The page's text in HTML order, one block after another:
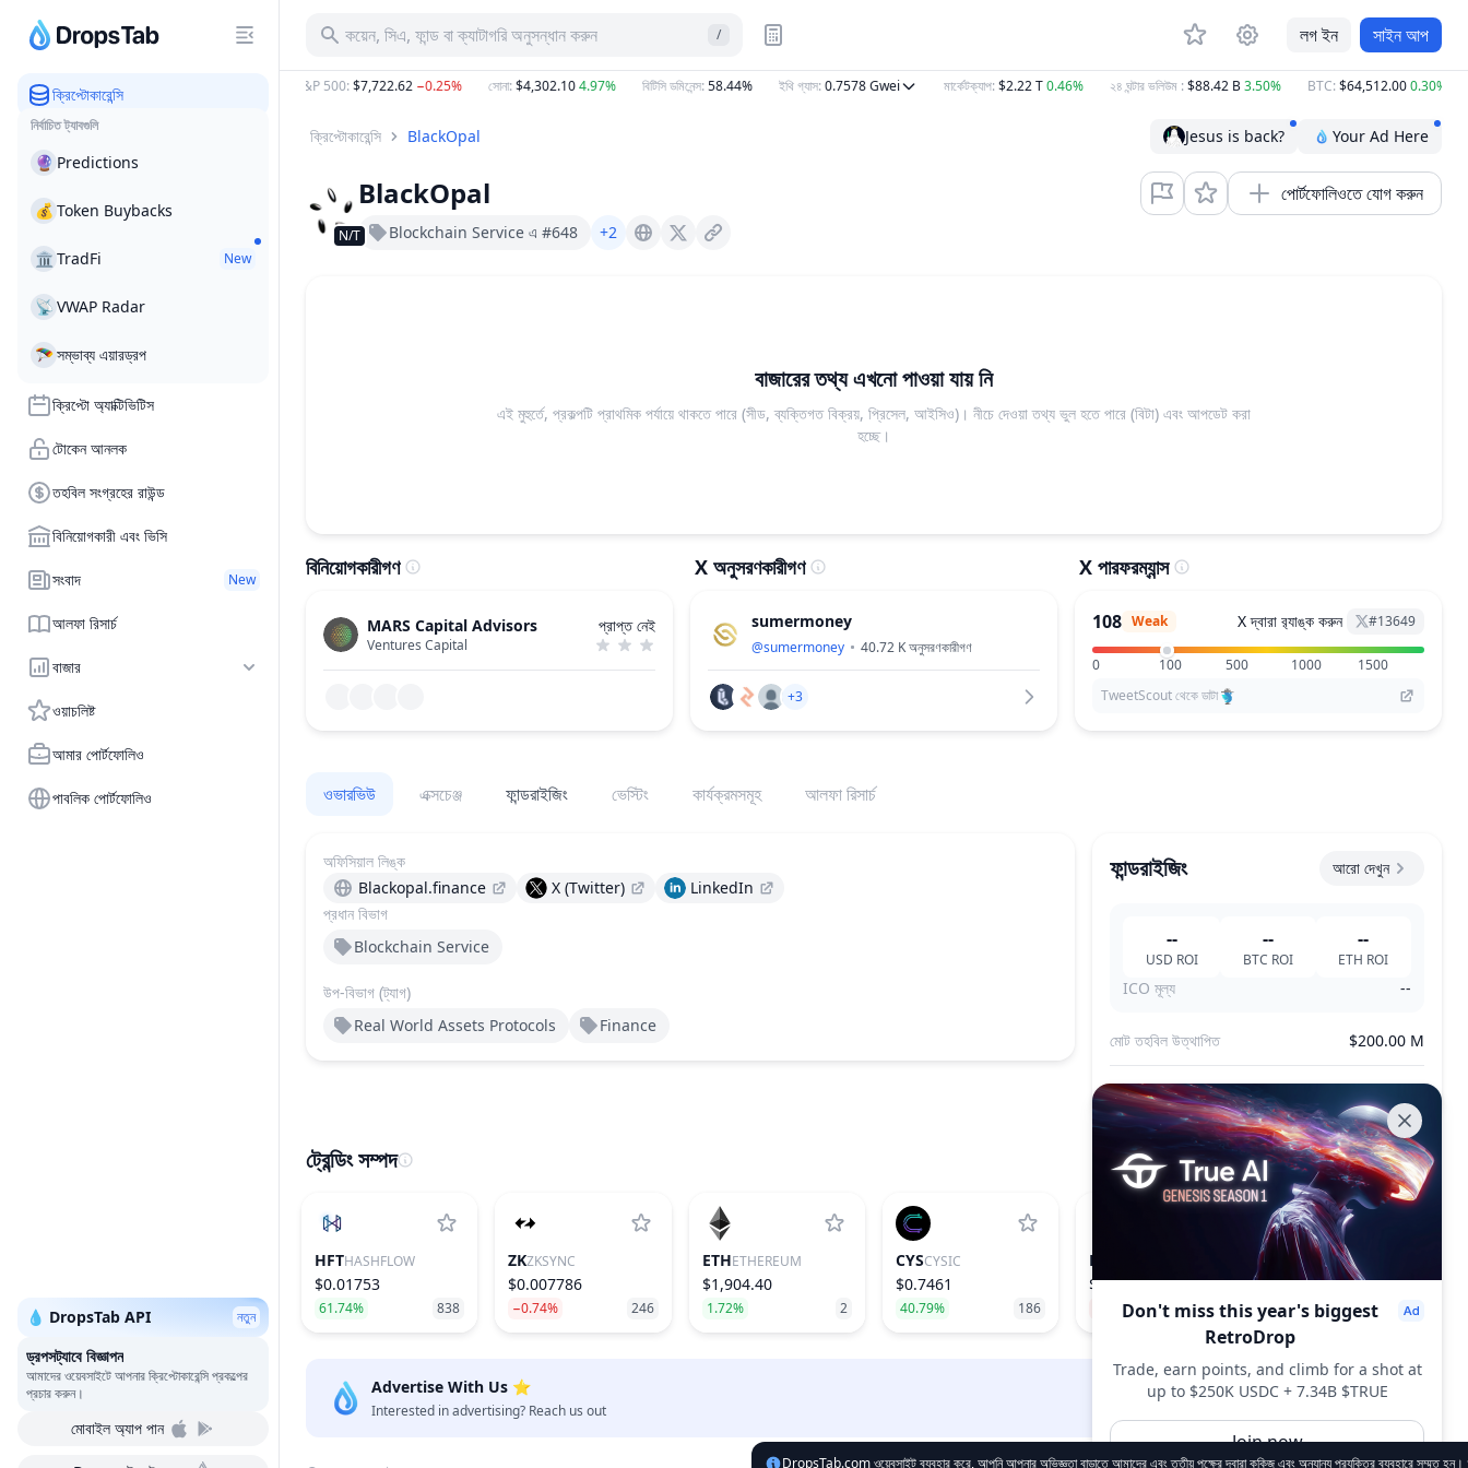
ক্রিপ্টোকারেন্সি
নির্বাচিত ট্যাবগুলি
🔮 Predictions
💰 Token Buybacks
🏛 TradFi New
📡 VWAP Radar
🪂সম্ভাব্য এয়ারড্রপ
ক্রিপ্টো অ্যাক্টিভিটিস
টোকেন আনলক
তহবিল সংগ্রহের রাউন্ড
বিনিয়োগকারী এবং ভিসি
সংবাদ New
আলফা রিসার্চ
বাজার
ওয়াচলিষ্ট
আমার পোর্টফোলিও
পাবলিক পোর্টফোলিও
💧 DropsTab API নতুন
ড্রপসট্যাবে বিজ্ঞাপন
আমাদের ওয়েবসাইটে আপনার ক্রিপ্টোকারেন্সি প্রকল্পের
প্রচার করুন।
মোবাইল অ্যাপ পান
কয়েন, সিএ, ফান্ড বা ক্যাটাগরি অনুসন্ধান করুন / লগ ইন সাইন আপ
0.30% S&P 500:$7,722.62−0.25% সোনা:$4,302.104.97% বিটিসি ডমিনেন্স:58.44% ইথি গ্যাস:0.7578Gwei মার্কেটক্যাপ:$2.22 T 0.46% ২৪ ঘন্টার ভলিউম:$88.42 B 3.50% BTC:$64,512.000.30%
ক্রিপ্টোকারেন্সি BlackOpal Jesus is back? Your Ad Here
N/T
BlackOpal পোর্টফোলিওতে যোগ করুন
Blockchain Service এ #648 +2 Blackopal.finance X (Twitter)
বাজারের তথ্য এখনো পাওয়া যায় নি
এই মুহুর্তে, প্রকল্পটি প্রাথমিক পর্যায়ে থাকতে পারে (সীড, ব্যক্তিগত বিক্রয়, প্রিসেল, আইসিও)। নীচে দেওয়া তথ্য ভুল হতে পারে (বিটা) এবং আপডেট করা
হচ্ছে।
বিনিয়োগকারীগণ
MARS Capital Advisors
Ventures Capital
প্রাপ্ত নেই
X অনুসরণকারীগণ
sumermoney
@sumermoney 40.72 Kঅনুসরণকারীগণ
+3
X পারফরম্যান্স
108 Weak X দ্বারা র‌্যাঙ্ক করুন #13649
0 100 500 1000
1500
TweetScout থেকে ডাটা
ওভারভিউ এক্সচেঞ্জ ফান্ডরাইজিং ভেস্টিং কার্যক্রমসমূহ আলফা রিসার্চ
ফান্ডরাইজিং আরো দেখুন
--
USD ROI
--
BTC ROI
--
ETH ROI
ICO মূল্য --
মোট তহবিল উত্থাপিত $200.00 M
মোট টোকেন বিক্রি --
প্রধান বিভাগ
Blockchain Service
উপ-বিভাগ (ট্যাগ)
Real World Assets Protocols
Finance
অফিসিয়াল লিঙ্ক
Blackopal.finance
X (Twitter) LinkedIn
ট্রেন্ডিং সম্পদ
HFTHASHFLOW
$0.01753
61.74% 838
ZKZKSYNC
$0.007786
−0.74% 246
ETHETHEREUM
$1,904.40
1.72% 2
CYSCYSIC
$0.7461
40.79% 186
PUMP
$0.002419
−0.01% 55
Advertise With Us ⭐️
Interested in advertising? Reach us out DropsTab.com
DropsTab.com ওয়েবসাইট ব্যবহার করে, আপনি আপনার অভিজ্ঞতা বাড়াতে আমাদের এবং তৃতীয় পক্ষের দ্বারা কুকিজ এবং অন্যান্য প্রযুক্তির ব্যবহারে সম্মত হন।
Don't miss this year's biggest
RetroDrop
Trade, earn points, and climb for a shot at
up to $250K USDC + 7.34B $TRUE
Join now